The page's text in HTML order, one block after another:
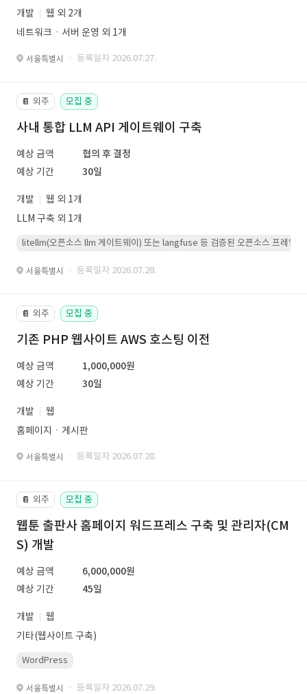
개발
웹 외 2개
네트워크ㆍ서버 운영 외 1개
서울특별시 · 등록일자 2026.07.27.
📔 외주 모집 중
사내 통합 LLM API 게이트웨이 구축
예상 금액
협의 후 결정
예상 기간
30일
개발
웹 외 1개
LLM 구축 외 1개
litellm(오픈소스 llm 게이트웨이) 또는 langfuse 등 검증된 오픈소스 프레임워
서울특별시 · 등록일자 2026.07.28.
📔 외주 모집 중
기존 PHP 웹사이트 AWS 호스팅 이전
예상 금액
1,000,000원
예상 기간
30일
개발
웹
홈페이지ㆍ게시판
서울특별시 · 등록일자 2026.07.28.
📔 외주 모집 중
웹툰 출판사 홈페이지 워드프레스 구축 및 관리자(CM
S) 개발
예상 금액
6,000,000원
예상 기간
45일
개발
웹
기타(웹사이트 구축)
WordPress
서울특별시 · 등록일자 2026.07.29.